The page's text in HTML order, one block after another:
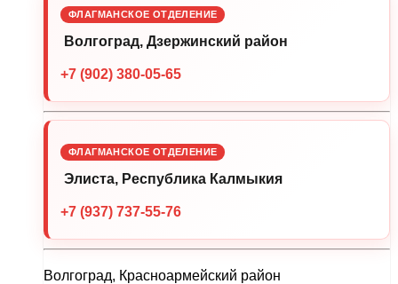
ФЛАГМАНСКОЕ ОТДЕЛЕНИЕ
Волгоград, Дзержинский район
+7 (902) 380-05-65
ФЛАГМАНСКОЕ ОТДЕЛЕНИЕ
Элиста, Республика Калмыкия
+7 (937) 737-55-76
Волгоград, Красноармейский район